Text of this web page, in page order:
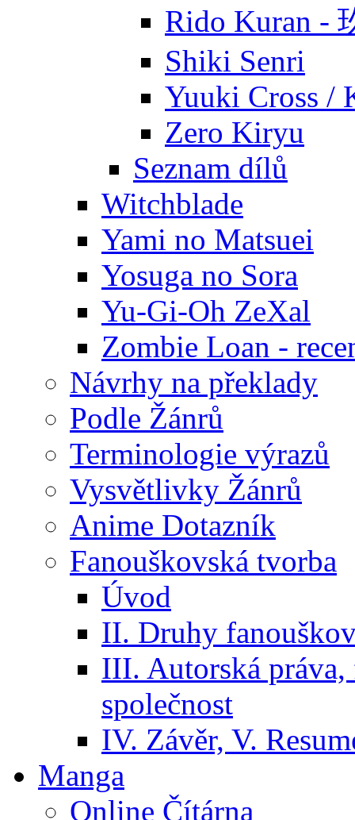
Rido Kuran -
Shiki Senri
Yuuki Cross /
Zero Kiryu
Seznam dílů
Witchblade
Yami no Matsuei
Yosuga no Sora
Yu-Gi-Oh ZeXal
Zombie Loan -
Návrhy na překlady
Podle Žánrů
Terminologie výrazů
Vysvětlivky Žánrů
Anime Dotazník
Fanouškovská tvorba
Úvod
II. Druhy
III. Autorská práva,
společnost
IV. Závěr, V.
Manga
Online Čítárna